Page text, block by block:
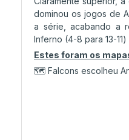
dominou os jogos de
a série, acabando a
Inferno (4-8 para 13-
Estes foram os
🗺️ Falcons escolheu